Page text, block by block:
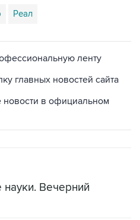
Реал
ленту
главных новостей сайта
новости в официальном
Вечерний